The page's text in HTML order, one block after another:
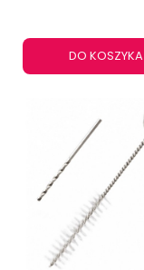
DO KOSZYKA